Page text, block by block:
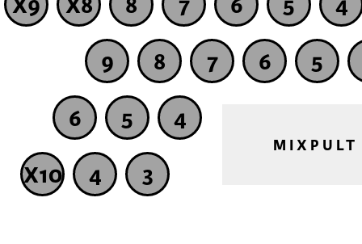
5
6
7
8
9
4
5
6
3
4
X10
MIXPULT